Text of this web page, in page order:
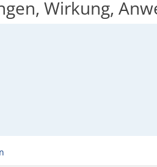
Wirkung,